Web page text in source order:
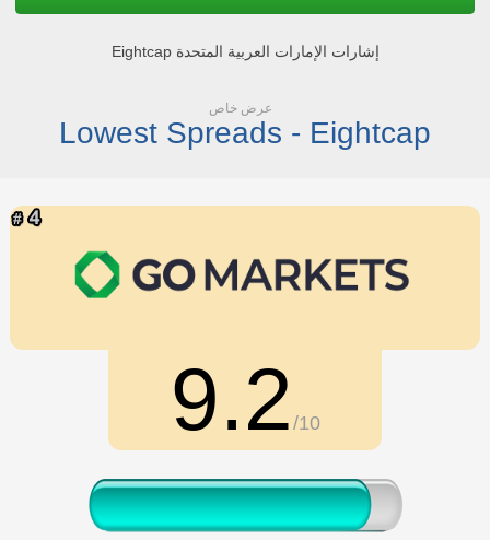
Eightcap إشارات الإمارات العربية المتحدة
عرض خاص
Lowest Spreads - Eightcap
9.2 /10